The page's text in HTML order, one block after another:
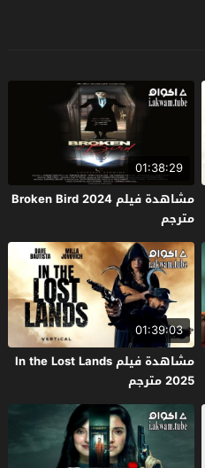
01:38:29
مشاهدة فيلم Broken Bird 2024
مترجم
01:39:03
مشاهدة فيلم In the Lost Lands
2025 مترجم